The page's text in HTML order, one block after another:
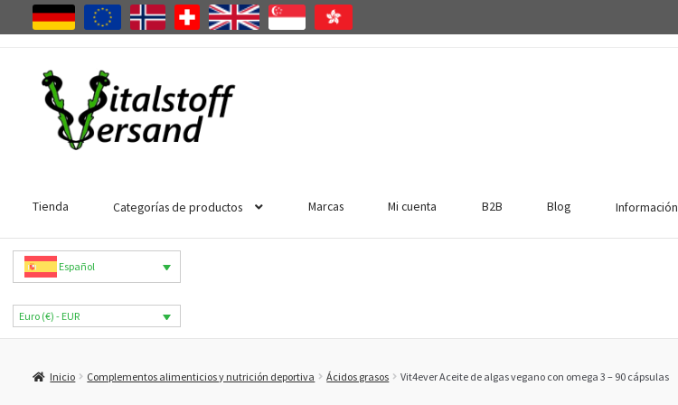
navegación
contenido
Tienda Categorías de productos Marcas Mi cuenta B2B Blog Información
Español
Euro (€) - EUR
Inicio Complementos alimenticios y nutrición deportiva Ácidos grasos Vit4ever Aceite de algas vegano con omega 3 – 90 cápsulas